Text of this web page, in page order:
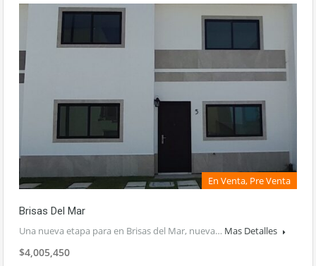
En Venta, Pre Venta
Brisas Del Mar
Una nueva etapa para en Brisas del Mar, nueva… Mas Detalles
$4,005,450